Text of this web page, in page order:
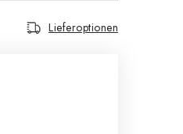
Lieferoptionen